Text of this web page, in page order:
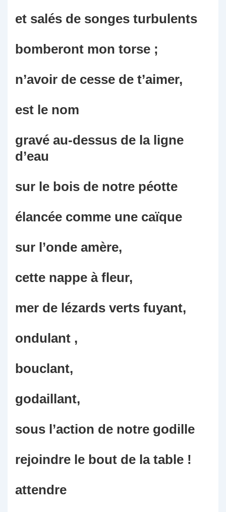
et salés de songes turbulents
bomberont mon torse ;
n’avoir de cesse de t’aimer,
est le nom
gravé au-dessus de la ligne
d’eau
sur le bois de notre péotte
élancée comme une caïque
sur l’onde amère,
cette nappe à fleur,
mer de lézards verts fuyant,
ondulant ,
bouclant,
godaillant,
sous l’action de notre godille
rejoindre le bout de la table !
attendre